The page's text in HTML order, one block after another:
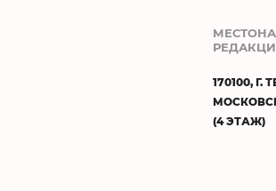
170100, Г.
(4 ЭТАЖ)